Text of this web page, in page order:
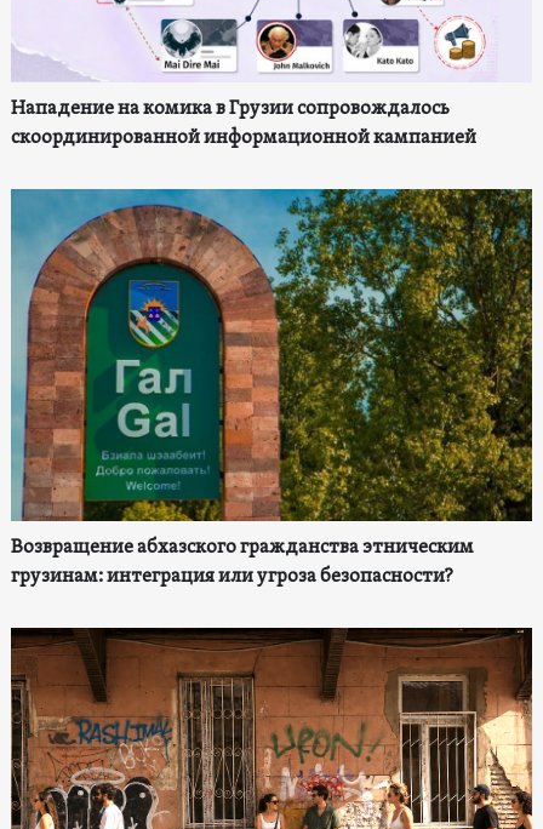
Нападение на комика в Грузии сопровождалось
скоординированной информационной кампанией
Возвращение абхазского гражданства этническим
грузинам: интеграция или угроза безопасности?